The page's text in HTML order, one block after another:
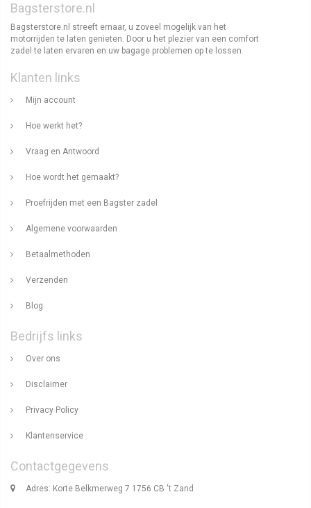
Bagsterstore.nl
Bagsterstore.nl streeft ernaar, u zoveel mogelijk van het
motorrijden te laten genieten. Door u het plezier van een comfort
zadel te laten ervaren en uw bagage problemen op te lossen.
Klanten links
Mijn account
Hoe werkt het?
Vraag en Antwoord
Hoe wordt het gemaakt?
Proefrijden met een Bagster zadel
Algemene voorwaarden
Betaalmethoden
Verzenden
Blog
Bedrijfs links
Over ons
Disclaimer
Privacy Policy
Klantenservice
Contactgegevens
Adres: Korte Belkmerweg 7 1756 CB 't Zand